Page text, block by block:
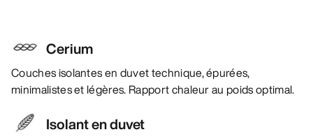
Cerium
Couches isolantes en duvet technique, épurées,
minimalistes et légères. Rapport chaleur au poids optimal.
Isolant en duvet